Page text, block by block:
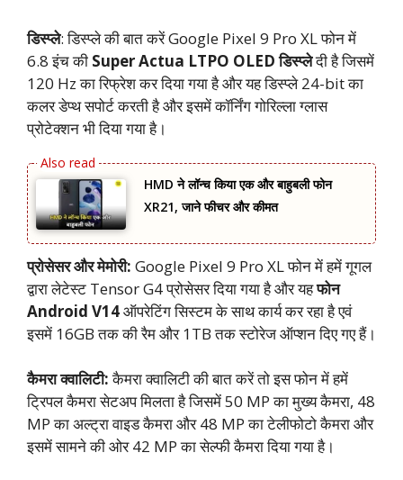
डिस्प्ले: डिस्प्ले की बात करें Google Pixel 9 Pro XL फोन में
6.8 इंच की Super Actua LTPO OLED डिस्प्लेदी है जिसमें
120 Hz का रिफ्रेश कर दिया गया है और यह डिस्प्ले 24-bit का
कलर डेप्थ सपोर्ट करती है और इसमें कॉर्निंग गोरिल्ला ग्लास
प्रोटेक्शन भी दिया गया है।
HMD ने लॉन्च किया एक और बाहुबली फोन
XR21, जाने फीचर और कीमत
प्रोसेसर और मेमोरी: Google Pixel 9 Pro XL फोन में हमें गूगल
द्वारा लेटेस्ट Tensor G4 प्रोसेसर दिया गया है और यहफोन
Android V14ऑपरेटिंग सिस्टम के साथ कार्य कर रहा है एवं
इसमें 16GB तक की रैम और 1TB तक स्टोरेज ऑप्शन दिए गए हैं।
कैमरा क्वालिटी:कैमरा क्वालिटी की बात करें तो इस फोन में हमें
ट्रिपल कैमरा सेटअप मिलता है जिसमें 50 MP का मुख्य कैमरा, 48
MP का अल्ट्रा वाइड कैमरा और 48 MP का टेलीफोटो कैमरा और
इसमें सामने की ओर 42 MP का सेल्फी कैमरा दिया गया है।